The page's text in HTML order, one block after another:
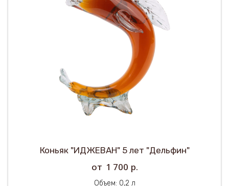
Коньяк "ИДЖЕВАН" 5 лет "Дельфин"
1 700 р.
Объем: 0,2 л